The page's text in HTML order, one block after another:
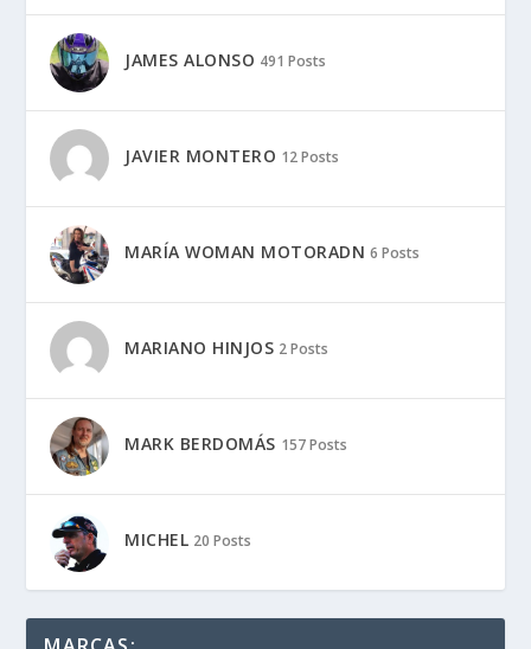
JAMES ALONSO 491 Posts
JAVIER MONTERO 12 Posts
MARÍA WOMAN MOTORADN 6 Posts
MARIANO HINJOS 2 Posts
MARK BERDOMÁS 157 Posts
MICHEL 20 Posts